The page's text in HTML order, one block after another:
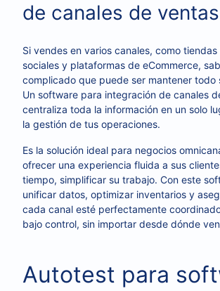
de canales de ventas
Si vendes en varios canales, como
sociales y plataformas de eCommerce,
complicado que puede ser mantener todo
Un software para integración de canales
centraliza toda la información en un solo
la gestión de tus operaciones.
Es la solución ideal para negocios
ofrecer una experiencia fluida a sus
tiempo, simplificar su trabajo. Con este
unificar datos, optimizar inventarios y
cada canal esté perfectamente
bajo control, sin importar desde dónde
Autotest para